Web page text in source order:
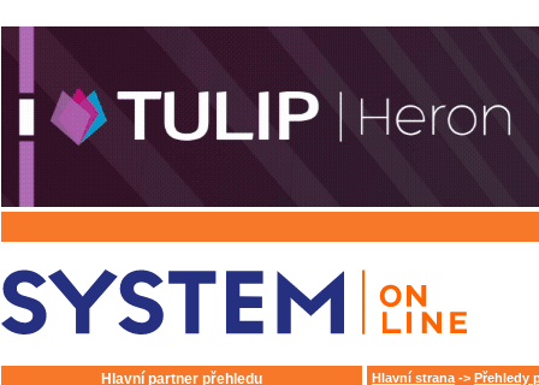
Hlavní partner přehledu Hlavní strana -> Přehledy